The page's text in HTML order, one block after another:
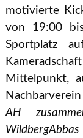
motivierte
von 19:00
Sportplatz
Mittelpunkt,
AH
Wildberg